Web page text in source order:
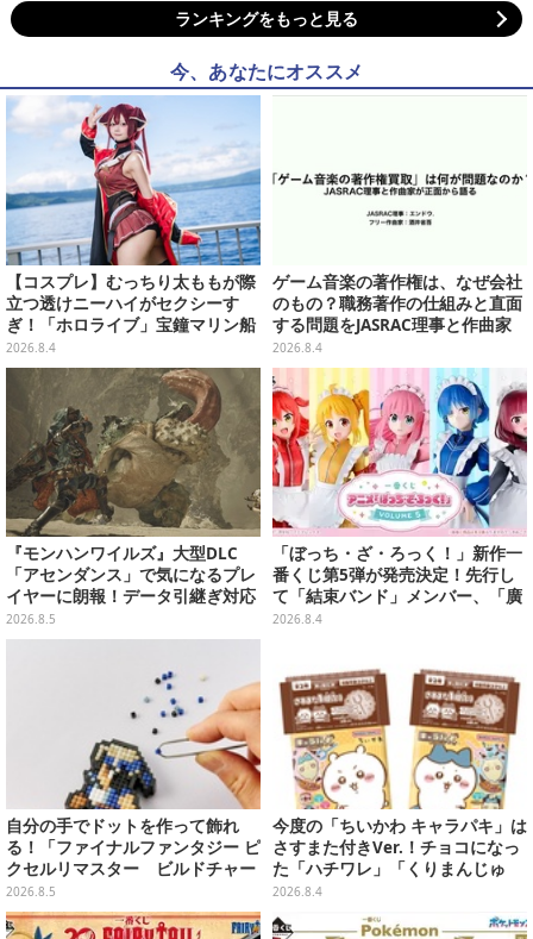
ランキングをもっと見る
今、あなたにオススメ
【コスプレ】むっちり太ももが際
立つ透けニーハイがセクシーす
ぎ！「ホロライブ」宝鐘マリン船
長が反則級の可愛いへそ出し姿で
魅せる【写真8枚】
2026.8.4
ゲーム音楽の著作権は、なぜ会社
のもの？職務著作の仕組みと直面
する問題をJASRAC理事と作曲家
が徹底解説【CEDEC 2026】
2026.8.4
『モンハンワイルズ』大型DLC
「アセンダンス」で気になるプレ
イヤーに朗報！データ引継ぎ対応
の「序盤体験版」が本日8月5日配
信
2026.8.5
「ぼっち・ざ・ろっく！」新作一
番くじ第5弾が発売決定！先行し
て「結束バンド」メンバー、「廣
井きくり」のメイド衣装フィギュ
2026.8.4
自分の手でドットを作って飾れ
る！「ファイナルファンタジー ピ
クセルリマスター ビルドチャー
ムコレクション Vol.3」が予約
開始
2026.8.5
今度の「ちいかわ キャラパキ」は
さすまた付きVer.！チョコになっ
た「ハチワレ」「くりまんじゅ
う」たちも可愛い全8種
2026.8.4